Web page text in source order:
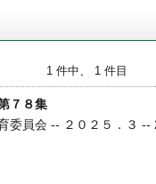
1 件中、 1 件目
７８集
委員会 -- ２０２５．３ --